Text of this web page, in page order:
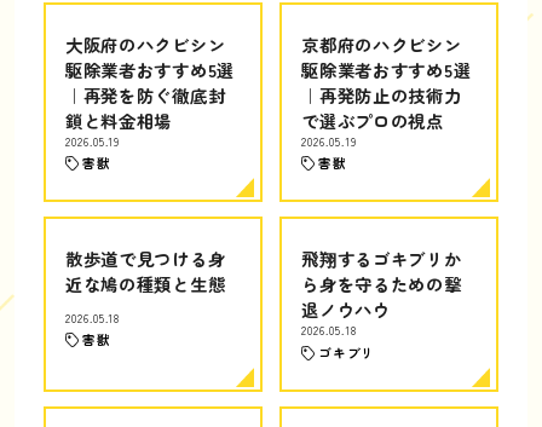
大阪府のハクビシン
駆除業者おすすめ5選
｜再発を防ぐ徹底封
鎖と料金相場
2026.05.19
害獣
京都府のハクビシン
駆除業者おすすめ5選
｜再発防止の技術力
で選ぶプロの視点
2026.05.19
害獣
散歩道で見つける身
近な鳩の種類と生態
2026.05.18
害獣
飛翔するゴキブリか
ら身を守るための撃
退ノウハウ
2026.05.18
ゴキブリ